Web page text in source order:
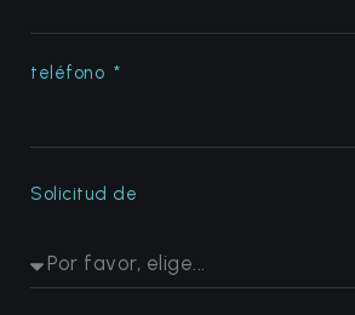
teléfono
Solicitud de